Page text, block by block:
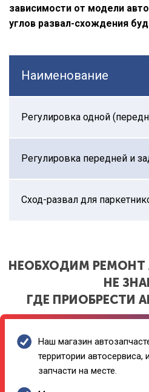
зависимости от модели
углов развал-схождения
Наименование
Регулировка одной
Регулировка передней и
Сход-развал для
НЕОБХОДИМ
НЕ
ГДЕ ПРИОБРЕСТИ
Наш магазин
территории
запчасти на месте.